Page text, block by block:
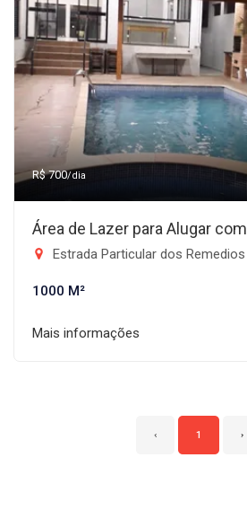
R$ 700/dia
Área de Lazer para Alugar
Estrada Particular dos Remedios - Jardim
1000 M²
Mais informações
‹ 1 ›